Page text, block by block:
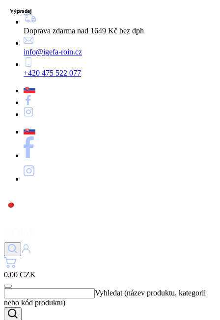
Doprava zdarma nad 1649 Kč bez dph
info@igefa-roin.cz
+420 475 522 077
0,00 CZK
Vyhledat (název produktu, kategorii
nebo kód produktu)
Výprodej
Výprodej
Výprodej